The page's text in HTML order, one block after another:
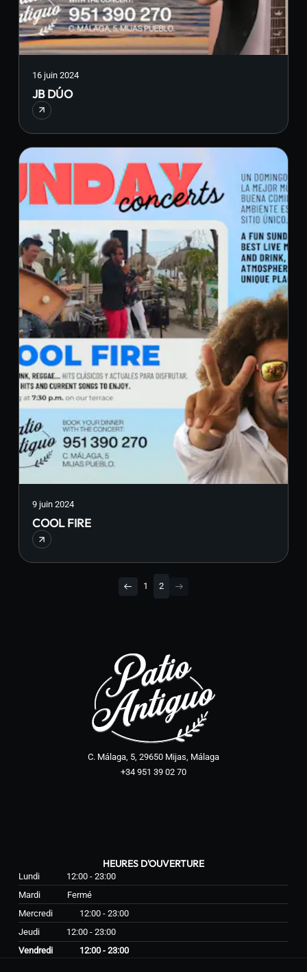
16 juin 2024
JB DÚO
9 juin 2024
COOL FIRE
1 2
C. Málaga, 5, 29650 Mijas, Málaga
+34 951 39 02 70
HEURES D'OUVERTURE
Lundi
12:00 - 23:00
Mardi
Fermé
Mercredi
12:00 - 23:00
Jeudi
12:00 - 23:00
Vendredi
12:00 - 23:00